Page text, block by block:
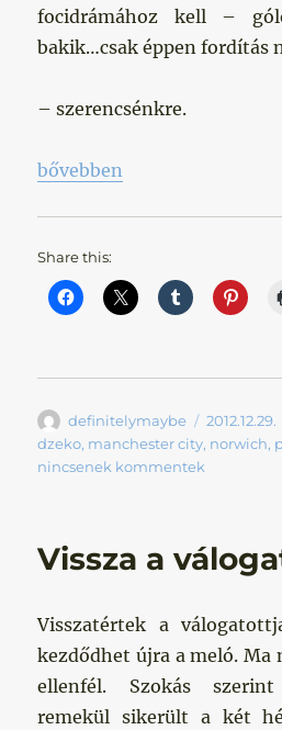
focidrámához kell –
bakik…csak éppen fordítás
– szerencsénkre.
„Thriller a Carrow Roadon”
bővebben
Share this:
Szerző
definitelymaybe Közzétéve
2012.12.29.
dzeko, manchester city, norwich,
nincsenek kommentek
Vissza a
Visszatértek a
kezdődhet újra a meló. Ma
ellenfél. Szokás
remekül sikerült a két